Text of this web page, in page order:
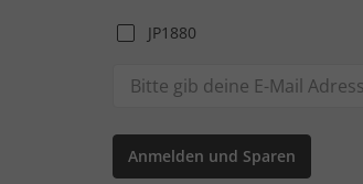
JP1880
Anmelden und Sparen